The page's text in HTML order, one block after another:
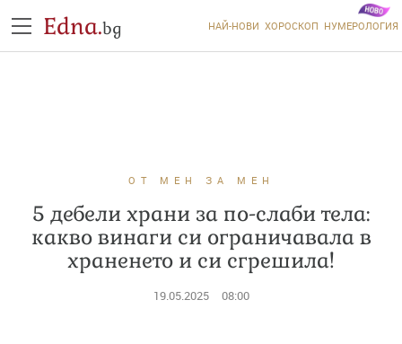
Edna.bg НАЙ-НОВИ ХОРОСКОП НУМЕРОЛОГИЯ
ОТ МЕН ЗА МЕН
5 дебели храни за по-слаби тела:
какво винаги си ограничавала в
храненето и си сгрешила!
19.05.2025 08:00